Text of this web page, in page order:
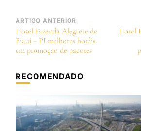
Navegação
de
post
ARTIGO ANTERIOR
Hotel Fazenda Alegrete do
Piauí – PI melhores hotéis
em promoção de pacotes
Hotel
RECOMENDADO